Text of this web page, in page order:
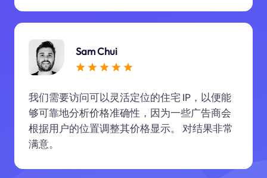
Sam Chui
我们需要访问可以灵活定位的住宅 IP，以便能
够可靠地分析价格准确性，因为一些广告商会
根据用户的位置调整其价格显示。 对结果非常
满意。